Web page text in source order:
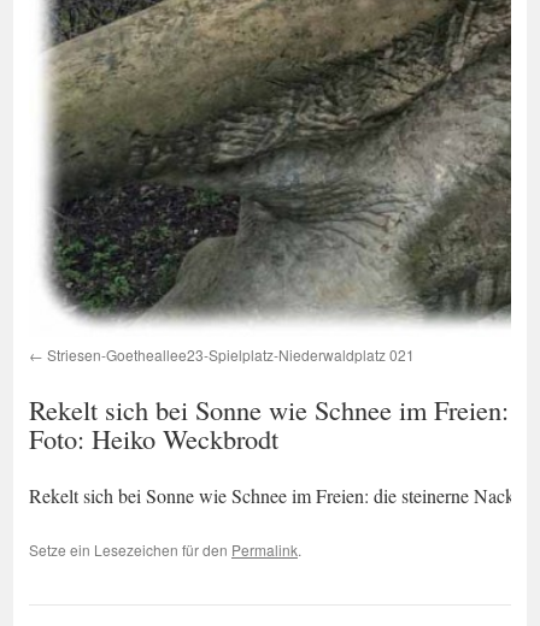
Striesen-Goetheallee23-Spielplatz-Niederwaldplatz 021
Rekelt sich bei Sonne wie Schnee im Freien:
Foto: Heiko Weckbrodt
Rekelt sich bei Sonne wie Schnee im Freien: die steinerne
Setze ein Lesezeichen für den Permalink.